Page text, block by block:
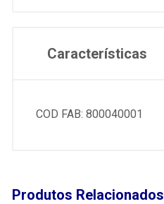
Características
COD FAB: 800040001
Produtos Relacionados